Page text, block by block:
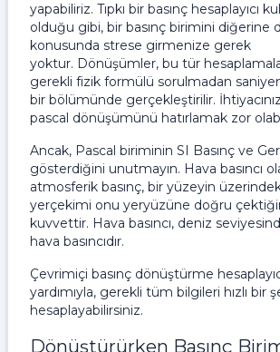
yapabiliriz. Tıpkı bir basınç hesaplayıcı
olduğu gibi, bir basınç birimini diğerine
konusunda strese girmenize gerek
yoktur. Dönüşümler, bu tür
gerekli fizik formülü sorulmadan
bir bölümünde gerçekleştirilir.
pascal dönüşümünü hatırlamak zor
Ancak, Pascal biriminin SI Basınç ve
gösterdiğini unutmayın. Hava basıncı
atmosferik basınç, bir yüzeyin
yerçekimi onu yeryüzüne doğru
kuvvettir. Hava basıncı, deniz
hava basıncıdır.
Çevrimiçi basınç dönüştürme
yardımıyla, gerekli tüm bilgileri hızlı bir
hesaplayabilirsiniz.
Dönüştürürken Basınç